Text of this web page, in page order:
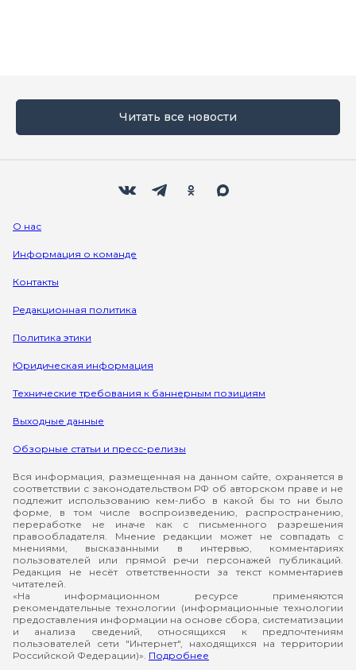
Читать все новости
О нас
Информация о команде
Контакты
Редакционная политика
Политика этики
Юридическая информация
Технические требования к баннерным позициям
Выходные данные
Обзорные статьи и пресс-релизы
Вся информация, размещенная на данном сайте, охраняется в
соответствии с законодательством РФ об авторском праве и не
подлежит использованию кем-либо в какой бы то ни было
форме, в том числе воспроизведению, распространению,
переработке не иначе как с письменного разрешения
правообладателя. Мнение редакции может не совпадать с
мнениями, высказанными в интервью, комментариях
пользователей или прямой речи персонажей публикаций.
Редакция не несёт ответственности за текст комментариев
читателей.
«На информационном ресурсе применяются
рекомендательные технологии (информационные технологии
предоставления информации на основе сбора, систематизации
и анализа сведений, относящихся к предпочтениям
пользователей сети "Интернет", находящихся на территории
Российской Федерации)». Подробнее